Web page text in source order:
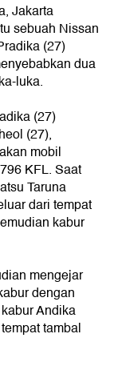
Jakarta
sebuah Nissan
(27)
dua
luka.
(27)
(27),
mobil
KFL. Saat
Taruna
dari tempat
kabur
mengejar
dengan
Andika
tambal